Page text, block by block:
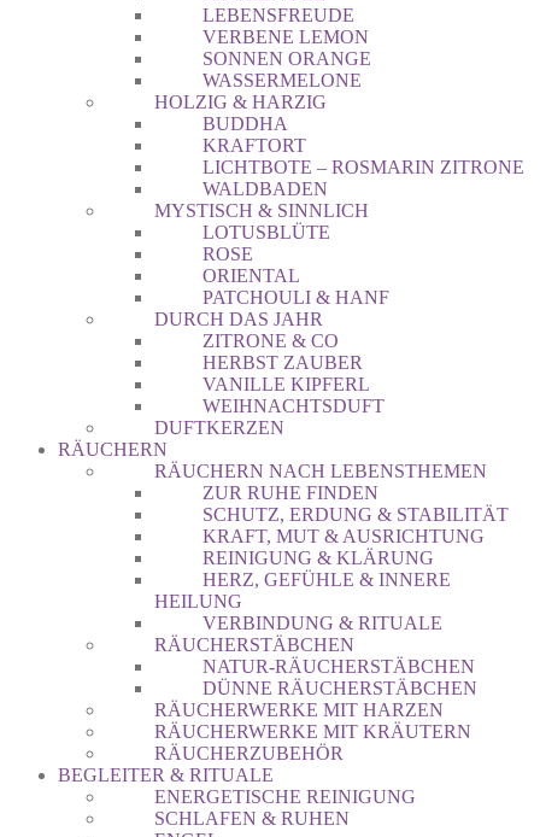
LEBENSFREUDE
VERBENE LEMON
SONNEN ORANGE
WASSERMELONE
HOLZIG & HARZIG
BUDDHA
KRAFTORT
LICHTBOTE – ROSMARIN ZITRONE
WALDBADEN
MYSTISCH & SINNLICH
LOTUSBLÜTE
ROSE
ORIENTAL
PATCHOULI & HANF
DURCH DAS JAHR
ZITRONE & CO
HERBST ZAUBER
VANILLE KIPFERL
WEIHNACHTSDUFT
DUFTKERZEN
RÄUCHERN
RÄUCHERN NACH LEBENSTHEMEN
ZUR RUHE FINDEN
SCHUTZ, ERDUNG & STABILITÄT
KRAFT, MUT & AUSRICHTUNG
REINIGUNG & KLÄRUNG
HERZ, GEFÜHLE & INNERE
HEILUNG
VERBINDUNG & RITUALE
RÄUCHERSTÄBCHEN
NATUR-RÄUCHERSTÄBCHEN
DÜNNE RÄUCHERSTÄBCHEN
RÄUCHERWERKE MIT HARZEN
RÄUCHERWERKE MIT KRÄUTERN
RÄUCHERZUBEHÖR
BEGLEITER & RITUALE
ENERGETISCHE REINIGUNG
SCHLAFEN & RUHEN